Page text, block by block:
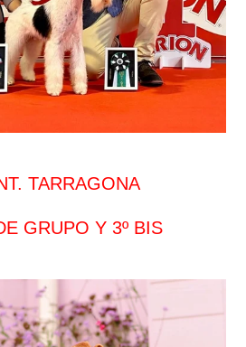
TARRAGONA
GRUPO Y 3º BIS